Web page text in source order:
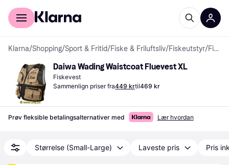
For kunder
Klarna/Shopping/Sport & Fritid/Fiske & Friluftsliv/Fiskeutstyr/ Fiskevester
Daiwa Wading Waistcoat Fluevest XL
Fiskevest
Sammenlign priser fra449 krtil469 kr
Prøv fleksible betalingsalternativer med Lær hvordan
Størrelse (Small-Large) Laveste pris Pris